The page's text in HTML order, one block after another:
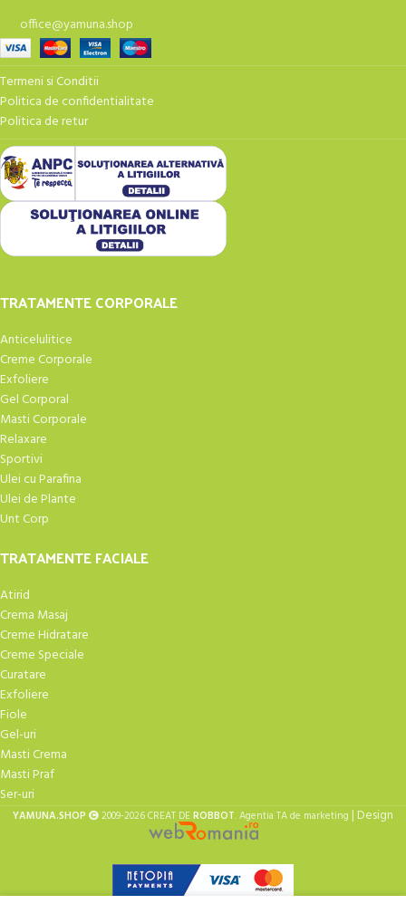
office@yamuna.shop
Termeni si Conditii
Politica de confidentialitate
Politica de retur
TRATAMENTE CORPORALE
Anticelulitice
Creme Corporale
Exfoliere
Gel Corporal
Masti Corporale
Relaxare
Sportivi
Ulei cu Parafina
Ulei de Plante
Unt Corp
TRATAMENTE FACIALE
Atirid
Crema Masaj
Creme Hidratare
Creme Speciale
Curatare
Exfoliere
Fiole
Gel-uri
Masti Crema
Masti Praf
Ser-uri
YAMUNA.SHOP 2009-2026 CREAT DEROBBOT. Agentia TA de marketing | Design